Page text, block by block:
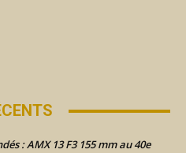
: AMX 13 F3 155 mm au 40e